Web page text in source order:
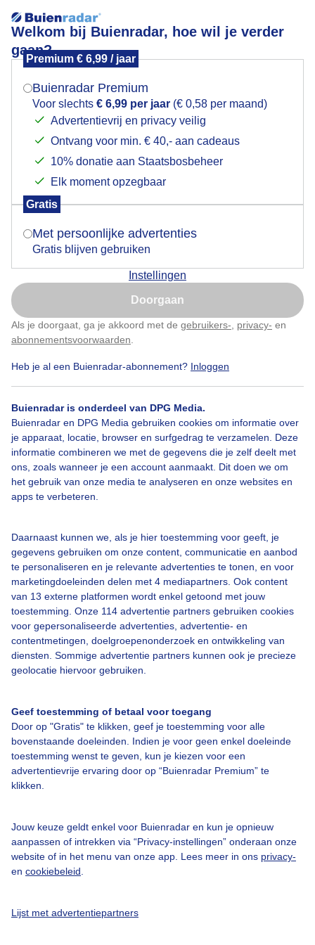
Welkom bij Buienradar, hoe wil je verder
gaan?
Premium € 6,99 / jaar
Buienradar Premium
Voor slechts € 6,99 per jaar (€ 0,58 per maand)
Advertentievrij en privacy veilig
Ontvang voor min. € 40,- aan cadeaus
10% donatie aan Staatsbosbeheer
Elk moment opzegbaar
Gratis
Met persoonlijke advertenties
Gratis blijven gebruiken
Instellingen
Doorgaan
Als je doorgaat, ga je akkoord met de gebruikers- privacy- en
abonnementsvoorwaarden
Heb je al een Buienradar-abonnement? Inloggen
Buienradar is onderdeel van DPG Media.
Buienradar en DPG Media gebruiken cookies om informatie over
je apparaat, locatie, browser en surfgedrag te verzamelen. Deze
informatie combineren we met de gegevens die je zelf deelt met
ons, zoals wanneer je een account aanmaakt. Dit doen we om
het gebruik van onze media te analyseren en onze websites en
apps te verbeteren.
Daarnaast kunnen we, als je hier toestemming voor geeft, je
gegevens gebruiken om onze content, communicatie en aanbod
te personaliseren en je relevante advertenties te tonen, en voor
marketingdoeleinden delen met 4 mediapartners. Ook content
van 13 externe platformen wordt enkel getoond met jouw
toestemming. Onze 114 advertentie partners gebruiken cookies
voor gepersonaliseerde advertenties, advertentie- en
contentmetingen, doelgroepenonderzoek en ontwikkeling van
diensten. Sommige advertentie partners kunnen ook je precieze
geolocatie hiervoor gebruiken.
Geef toestemming of betaal voor toegang
Door op "Gratis" te klikken, geef je toestemming voor alle
bovenstaande doeleinden. Indien je voor geen enkel doeleinde
toestemming wenst te geven, kun je kiezen voor een
advertentievrije ervaring door op “Buienradar Premium” te
klikken.
Jouw keuze geldt enkel voor Buienradar en kun je opnieuw
aanpassen of intrekken via “Privacy-instellingen” onderaan onze
website of in het menu van onze app. Lees meer in ons privacy-
en cookiebeleid
Lijst met advertentiepartners
Shelfcloud Hoogeveen
2 juli 2025.
Door: Vince van Laar Gemaakt: 02-07-2025, 119x bekeken
Zomer
Bekijk slideshow
Een moment geduld aub...
Over Buienradar
Bedrijfsgegevens
Veelgestelde vragen
Contact
Gebruikersvoorwaarden
Adverteren
Buienradar Team
Privacy beleid
Privacy instellingen
Gratis weerdata
Buienradar
Mogen we je locatie gebruiken voor het
Indien je hier nog geen akkoord op hebt gegeven,
verschijnt er zo een pop-up uit je browser waarin
Is goed, toon de popup
Nu niet, misschien later
Klik hierom dit aan te passen